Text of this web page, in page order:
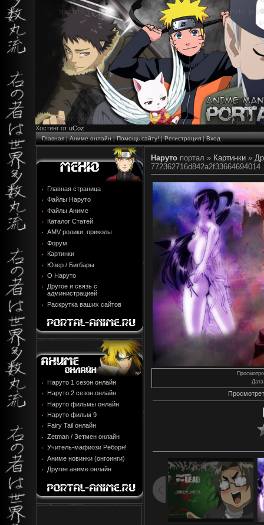
Хостинг от uCoz
Главная|Аниме онлайн|Помощь сайту!|Регистрация|Вход
Главная страница
Файлы Наруто
Файлы Аниме
Каталог Статей
AMV ролики, приколы
Форум
Картинки
Юзер / Бигбары
О Наруто
Другое и связь с
администрацией
Раскрутка ваших сайтов
Наруто 1 сезон онлайн
Наруто 2 сезон онлайн
Наруто фильмы онлайн
Наруто фильм 9
Fairy Tail онлайн
Zetman / Зетмен онлайн
Учитель-мафиози Реборн!
Аниме новинки (онгоинги)
Другие аниме онлайн
Наруто портал » Картинки »
772362716d842a2f33664694014
Дата